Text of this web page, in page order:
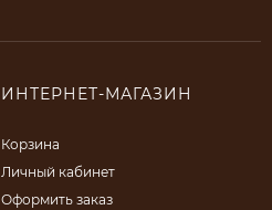
ИНТЕРНЕТ-МАГАЗИН
Корзина
Личный кабинет
Оформить заказ